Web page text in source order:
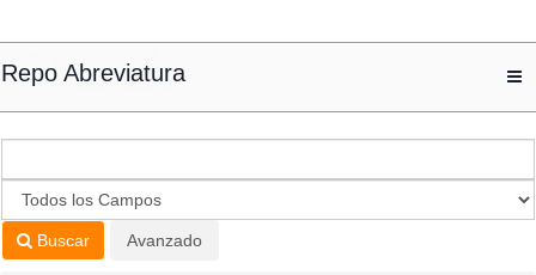
Repo Abreviatura
Buscar Avanzado